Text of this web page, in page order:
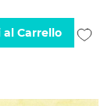
Carrello